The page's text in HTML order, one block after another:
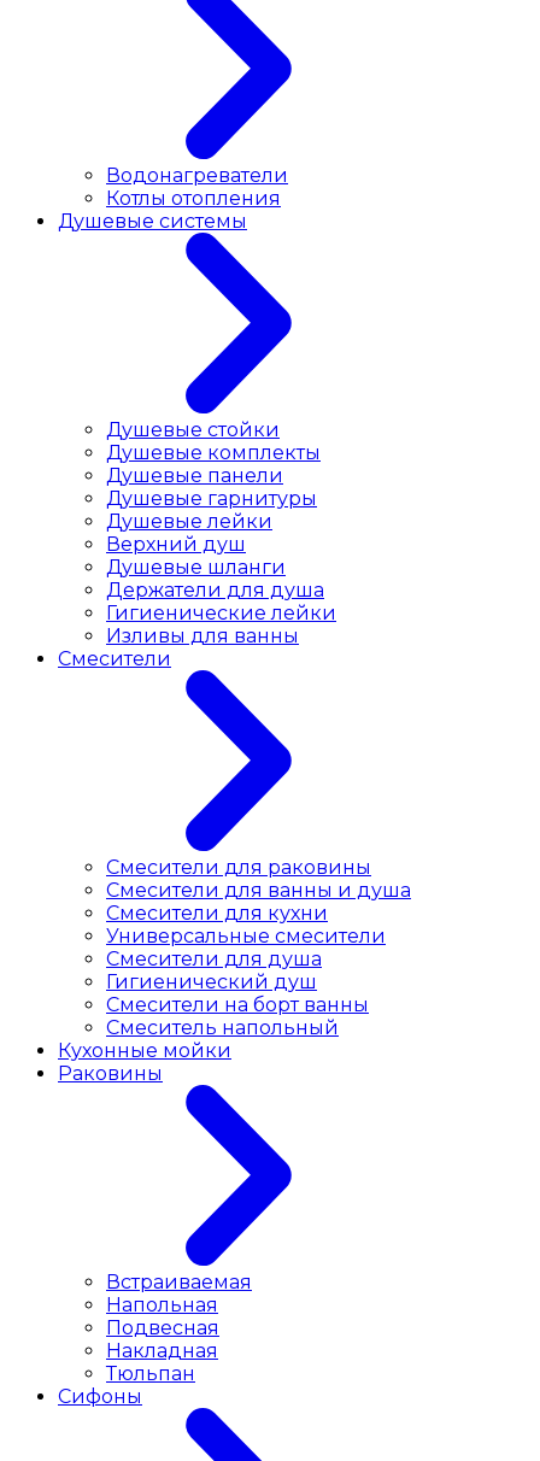
Водонагреватели
Котлы отопления
Душевые системы
Душевые стойки
Душевые комплекты
Душевые панели
Душевые гарнитуры
Душевые лейки
Верхний душ
Душевые шланги
Держатели для душа
Гигиенические лейки
Изливы для ванны
Смесители
Смесители для раковины
Cмесители для ванны и душа
Смесители для кухни
Универсальные смесители
Смесители для душа
Гигиенический душ
Смесители на борт ванны
Смеситель напольный
Кухонные мойки
Раковины
Встраиваемая
Напольная
Подвесная
Накладная
Тюльпан
Сифоны